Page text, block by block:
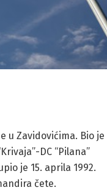
u Zavidovićima. Bio je
DC “Pilana”
je 15. aprila 1992.
čete.